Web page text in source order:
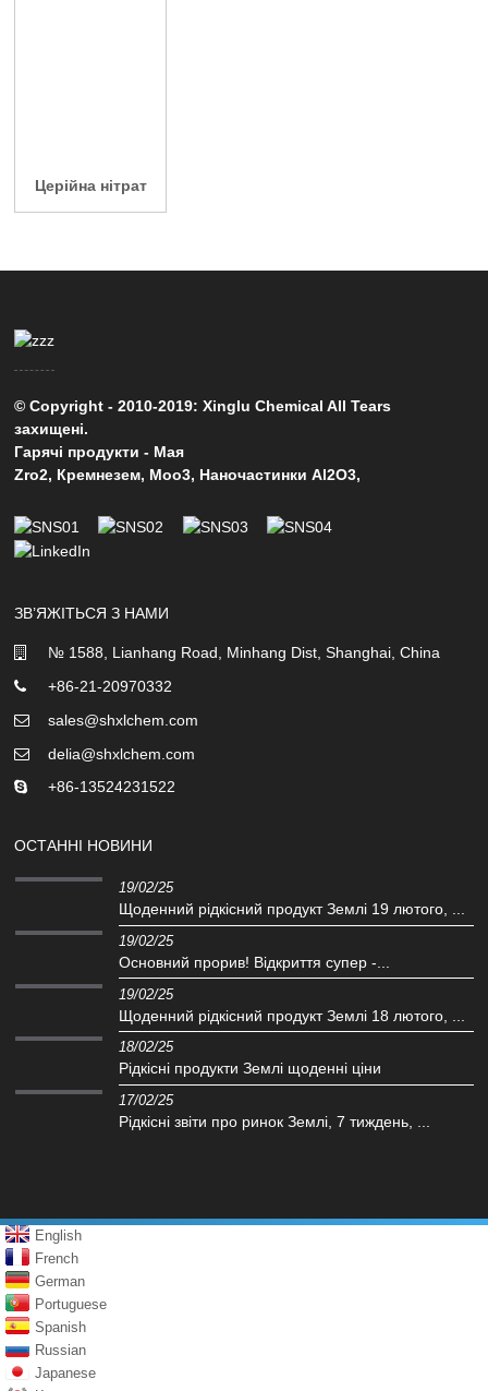
Церійна нітрат
© Copyright - 2010-2019: Xinglu Chemical All Tears
захищені.
Гарячі продукти - Мая
Zro2, Кремнезем, Moo3, Наночастинки Al2O3,
ЗВ’ЯЖІТЬСЯ З НАМИ
№ 1588, Lianhang Road, Minhang Dist, Shanghai, China
+86-21-20970332
sales@shxlchem.com
delia@shxlchem.com
+86-13524231522
ОСТАННІ НОВИНИ
19/02/25
Щоденний рідкісний продукт Землі 19 лютого, ...
19/02/25
Основний прорив! Відкриття супер -...
19/02/25
Щоденний рідкісний продукт Землі 18 лютого, ...
18/02/25
Рідкісні продукти Землі щоденні ціни
17/02/25
Рідкісні звіти про ринок Землі, 7 тиждень, ...
English
French
German
Portuguese
Spanish
Russian
Japanese